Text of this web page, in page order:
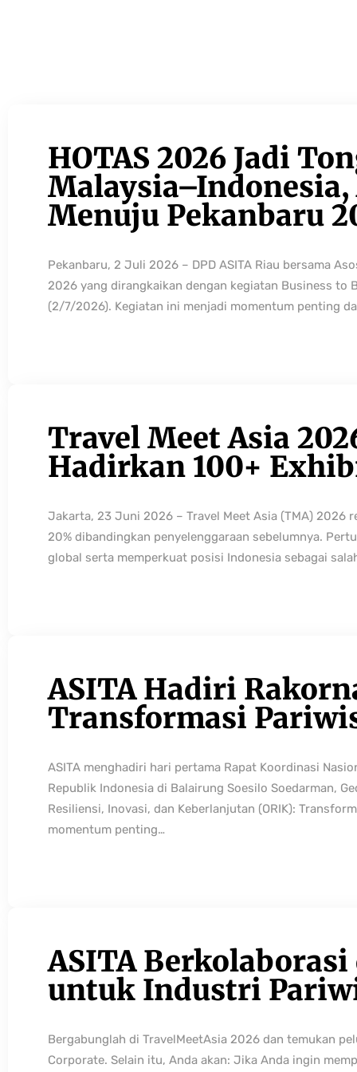
HOTAS 2026 Jadi
Menuju Pekanbaru
Pekanbaru, 2 Juli 2026 – DPD ASITA Riau bersama
2026 yang dirangkaikan dengan kegiatan Business to
(2/7/2026). Kegiatan ini menjadi momentum penting
Travel Meet Asia
Hadirkan 100+
Jakarta, 23 Juni 2026 – Travel Meet Asia (TMA) 2026
20% dibandingkan penyelenggaraan sebelumnya.
global serta memperkuat posisi Indonesia sebagai
ASITA Hadiri
Transformasi
ASITA menghadiri hari pertama Rapat Koordinasi
Republik Indonesia di Balairung Soesilo Soedarman,
Resiliensi, Inovasi, dan Keberlanjutan (ORIK):
momentum penting…
ASITA
untuk Industri
Bergabunglah di TravelMeetAsia 2026 dan temukan
Corporate. Selain itu, Anda akan: Jika Anda ingin